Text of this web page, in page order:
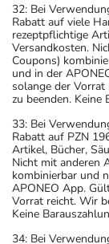
32: Bei
Rabatt auf viele
rezeptpflichtige
Versandkosten.
Coupons)
und in der
solange der
zu beenden. Keine
33: Bei
Rabatt auf PZN
Artikel, Bücher,
Nicht mit anderen
kombinierbar und
APONEO App.
Vorrat reicht. Wir
Keine
34: Bei